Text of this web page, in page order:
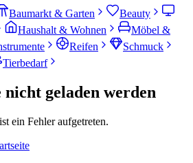
Baumarkt & Garten
Beauty
Haushalt & Wohnen
Möbel &
Reifen
Schmuck
Tierbedarf
geladen werden
ein Fehler aufgetreten.